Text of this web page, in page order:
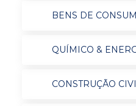
BENS DE
QUÍMICO &
CONSTRUÇÃO